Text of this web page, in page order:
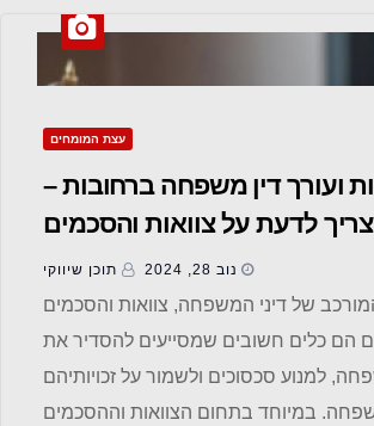
עצת המומחים
ועורך דין משפחה ברחובות –
לדעת על צוואות והסכמים
משפחתיים
נוב 28, 2024 תוכן שיווקי
של דיני המשפחה, צוואות והסכמים
הם כלים חשובים שמסייעים להסדיר את
למנוע סכסוכים ולשמור על זכויותיהם
במיוחד בתחום הצוואות וההסכמים